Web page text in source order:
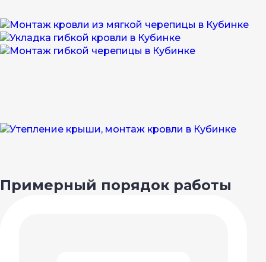
Примерный порядок работы